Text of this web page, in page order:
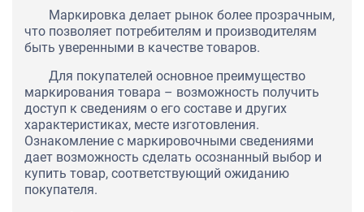
Маркировка делает рынок более прозрачным,
что позволяет потребителям и производителям
быть уверенными в качестве товаров.
Для покупателей основное преимущество
маркирования товара – возможность получить
доступ к сведениям о его составе и других
характеристиках, месте изготовления.
Ознакомление с маркировочными сведениями
дает возможность сделать осознанный выбор и
купить товар, соответствующий ожиданию
покупателя.